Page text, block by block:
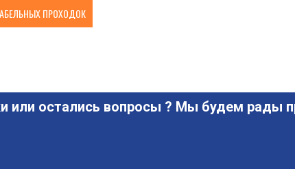
ПРОХОДОК
или остались вопросы ? Мы будем рады